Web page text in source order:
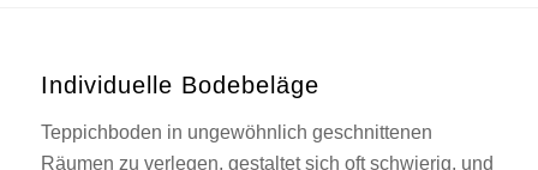
Individuelle Bodebeläge
Teppichboden in ungewöhnlich geschnittenen
Räumen zu verlegen, gestaltet sich oft schwierig, und